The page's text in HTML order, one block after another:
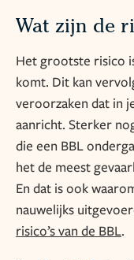
Wat zijn de
Het grootste risico
komt. Dit kan
veroorzaken dat in
aanricht. Sterker
die een BBL
het de meest
En dat is ook
nauwelijks
risico’s van de BBL.